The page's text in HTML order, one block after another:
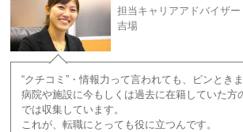
担当キャリアアドバイザー
吉場
“クチコミ”・情報力って言われても、ピンときま
病院や施設に今もしくは過去に在籍していた方
では収集しています。
これが、転職にとっても役に立つんです。